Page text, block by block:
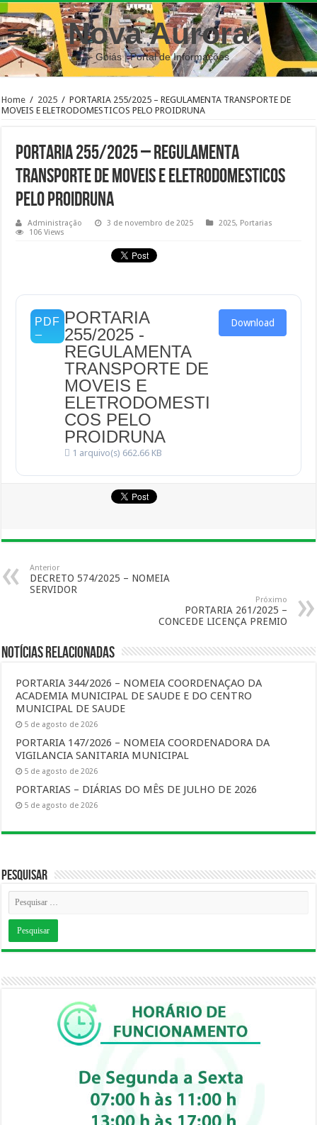
Nova Aurora
– Goiás | Portal de Informações
Home / 2025 / PORTARIA 255/2025 – REGULAMENTA TRANSPORTE DE
MOVEIS E ELETRODOMESTICOS PELO PROIDRUNA
PORTARIA 255/2025 – REGULAMENTA
TRANSPORTE DE MOVEIS E ELETRODOMESTICOS
PELO PROIDRUNA
Administração 3 de novembro de 2025 2025, Portarias
106 Views
PORTARIA
255/2025 -
REGULAMENTA
TRANSPORTE DE
MOVEIS E
ELETRODOMESTI
COS PELO
PROIDRUNA
1 arquivo(s) 662.66 KB
Download
Anterior
DECRETO 574/2025 – NOMEIA
SERVIDOR
Próximo
PORTARIA 261/2025 –
CONCEDE LICENÇA PREMIO
Notícias Relacionadas
PORTARIA 344/2026 – NOMEIA COORDENAÇAO DA
ACADEMIA MUNICIPAL DE SAUDE E DO CENTRO
MUNICIPAL DE SAUDE
5 de agosto de 2026
PORTARIA 147/2026 – NOMEIA COORDENADORA DA
VIGILANCIA SANITARIA MUNICIPAL
5 de agosto de 2026
PORTARIAS – DIÁRIAS DO MÊS DE JULHO DE 2026
5 de agosto de 2026
Pesquisar